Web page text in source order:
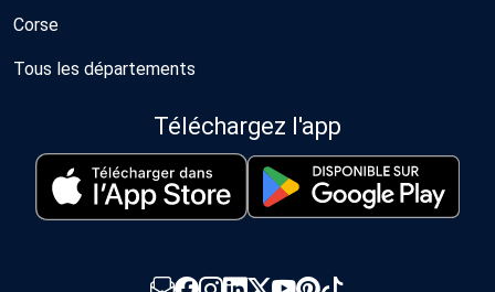
Corse
Tous les départements
Téléchargez l'app